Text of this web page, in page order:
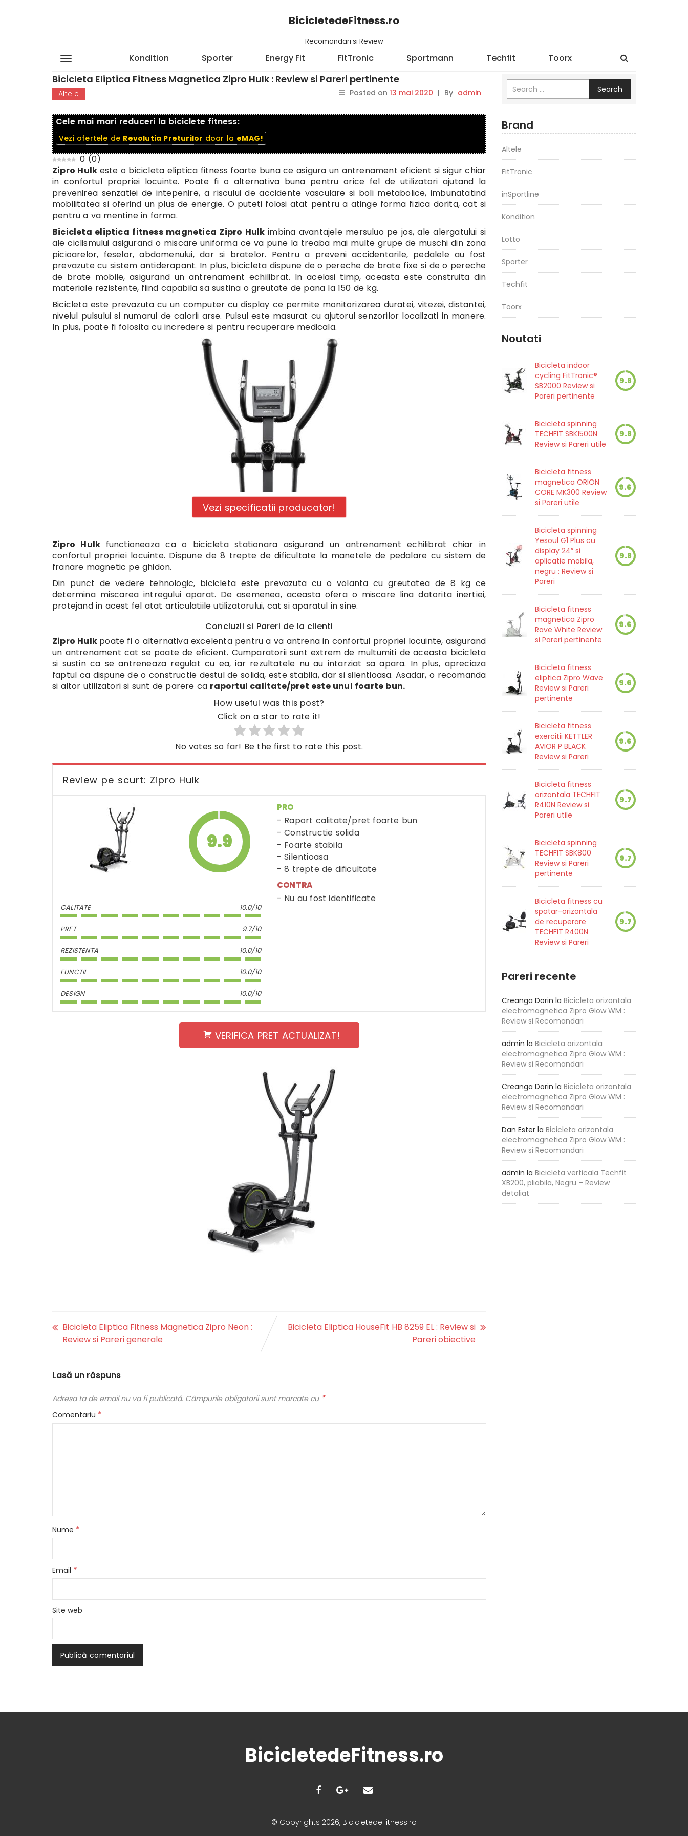
BicicletedeFitness.ro
Recomandari si Review
Kondition Sporter Energy Fit FitTronic Sportmann Techfit Toorx
Bicicleta Eliptica Fitness Magnetica Zipro Hulk : Review si Pareri pertinente
Altele Posted on 13 mai 2020 | By admin
Cele mai mari reduceri la biciclete fitness:
Vezi ofertele de Revolutia Preturilor doar la eMAG!
0 (0)
Zipro Hulk este o bicicleta eliptica fitness foarte buna ce asigura un antrenament eficient si sigur chiar
in confortul propriei locuinte. Poate fi o alternativa buna pentru orice fel de utilizatori ajutand la
prevenirea senzatiei de intepenire, a riscului de accidente vasculare si boli metabolice, imbunatatind
mobilitatea si oferind un plus de energie. O puteti folosi atat pentru a atinge forma fizica dorita, cat si
pentru a va mentine in forma.
Bicicleta eliptica fitness magnetica Zipro Hulkimbina avantajele mersuluo pe jos, ale alergatului si
ale ciclismului asigurand o miscare uniforma ce va pune la treaba mai multe grupe de muschi din zona
picioarelor, feselor, abdomenului, dar si bratelor. Pentru a preveni accidentarile, pedalele au fost
prevazute cu sistem antiderapant. In plus, bicicleta dispune de o pereche de brate fixe si de o pereche
de brate mobile, asigurand un antrenament echilibrat. In acelasi timp, aceasta este construita din
materiale rezistente, fiind capabila sa sustina o greutate de pana la 150 de kg.
Bicicleta este prevazuta cu un computer cu display ce permite monitorizarea duratei, vitezei, distantei,
nivelul pulsului si numarul de calorii arse. Pulsul este masurat cu ajutorul senzorilor localizati in manere.
In plus, poate fi folosita cu incredere si pentru recuperare medicala.
Vezi specificatii producator!
Zipro Hulk functioneaza ca o bicicleta stationara asigurand un antrenament echilibrat chiar in
confortul propriei locuinte. Dispune de 8 trepte de dificultate la manetele de pedalare cu sistem de
franare magnetic pe ghidon.
Din punct de vedere tehnologic, bicicleta este prevazuta cu o volanta cu greutatea de 8 kg ce
determina miscarea intregului aparat. De asemenea, aceasta ofera o miscare lina datorita inertiei,
protejand in acest fel atat articulatiile utilizatorului, cat si aparatul in sine.
Concluzii si Pareri de la clienti
Zipro Hulk poate fi o alternativa excelenta pentru a va antrena in confortul propriei locuinte, asigurand
un antrenament cat se poate de eficient. Cumparatorii sunt extrem de multumiti de aceasta bicicleta
si sustin ca se antreneaza regulat cu ea, iar rezultatele nu au intarziat sa apara. In plus, apreciaza
faptul ca dispune de o constructie destul de solida, este stabila, dar si silentioasa. Asadar, o recomanda
si altor utilizatori si sunt de parere ca raportul calitate/pret este unul foarte bun.
How useful was this post?
Click on a star to rate it!
No votes so far! Be the first to rate this post.
Review pe scurt: Zipro Hulk
9.9
CALITATE 10.0/10
PRET 9.7/10
REZISTENTA 10.0/10
FUNCTII 10.0/10
DESIGN 10.0/10
PRO
Raport calitate/pret foarte bun
Constructie solida
Foarte stabila
Silentioasa
8 trepte de dificultate
CONTRA
Nu au fost identificate
VERIFICA PRET ACTUALIZAT!
Bicicleta Eliptica Fitness Magnetica Zipro Neon :
Review si Pareri generale
Bicicleta Eliptica HouseFit HB 8259 EL : Review si
Pareri obiective
Lasă un răspuns
Adresa ta de email nu va fi publicată. Câmpurile obligatorii sunt marcate cu *
Comentariu *
Nume *
Email *
Site web
Search
Brand
Altele
FitTronic
inSportline
Kondition
Lotto
Sporter
Techfit
Toorx
Noutati
Bicicleta indoor
cycling FitTronic®
SB2000 Review si
Pareri pertinente
9.8
Bicicleta spinning
TECHFIT SBK1500N
Review si Pareri utile
9.8
Bicicleta fitness
magnetica ORION
CORE MK300 Review
si Pareri utile
9.6
Bicicleta spinning
Yesoul G1 Plus cu
display 24” si
aplicatie mobila,
negru : Review si
Pareri
9.8
Bicicleta fitness
magnetica Zipro
Rave White Review
si Pareri pertinente
9.6
Bicicleta fitness
eliptica Zipro Wave
Review si Pareri
pertinente
9.6
Bicicleta fitness
exercitii KETTLER
AVIOR P BLACK
Review si Pareri
9.6
Bicicleta fitness
orizontala TECHFIT
R410N Review si
Pareri utile
9.7
Bicicleta spinning
TECHFIT SBK800
Review si Pareri
pertinente
9.7
Bicicleta fitness cu
spatar-orizontala
de recuperare
TECHFIT R400N
Review si Pareri
9.7
Pareri recente
Creanga Dorin la Bicicleta orizontala
electromagnetica Zipro Glow WM :
Review si Recomandari
admin la Bicicleta orizontala
electromagnetica Zipro Glow WM :
Review si Recomandari
Creanga Dorin la Bicicleta orizontala
electromagnetica Zipro Glow WM :
Review si Recomandari
Dan Esterla Bicicleta orizontala
electromagnetica Zipro Glow WM :
Review si Recomandari
admin la Bicicleta verticala Techfit
XB200, pliabila, Negru – Review
detaliat
BicicletedeFitness.ro
© Copyrights 2026, BicicletedeFitness.ro